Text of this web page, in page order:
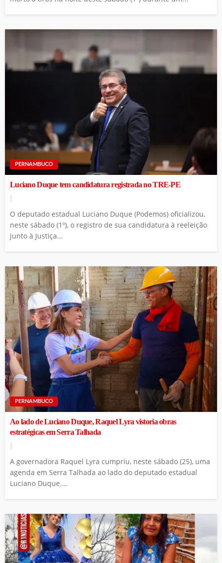
PERNAMBUCO
Luciano Duque tem candidatura registrada no TRE-PE
O deputado estadual Luciano Duque (Podemos) oficializou,
neste sábado (1º), o registro de sua candidatura à reeleição
junto à Justiça...
PERNAMBUCO
Ao lado de Luciano Duque, Raquel Lyra vistoria obras
estratégicas em Serra Talhada
A governadora Raquel Lyra cumpriu, neste sábado (25), uma
agenda em Serra Talhada ao lado do deputado estadual
Luciano Duque....